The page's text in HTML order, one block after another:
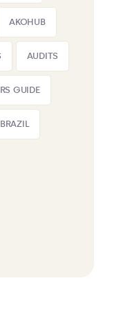
AKOHUB
AUDITS
GUIDE
BRAZIL